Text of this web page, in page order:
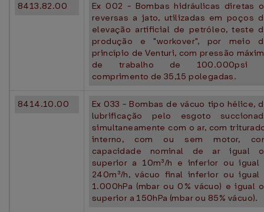
8413.82.00
Ex 002 - Bombas hidráulicas diretas
reversas a jato, utilizadas em poços
elevação artificial de petróleo, teste
produção e "workover", por meio
princípio de Venturi, com pressão
de trabalho de 100.000psi
comprimento de 35,15 polegadas.
8414.10.00
Ex 033 - Bombas de vácuo tipo hélice,
lubrificação pelo esgoto
simultaneamente com o ar, com
interno, com ou sem motor,
capacidade nominal de ar igual
superior a 10m³/h e inferior ou igual
240m³/h, vácuo final inferior ou igual
1.000hPa (mbar ou 0% vácuo) e igual
superior a 150hPa (mbar ou 85% vácuo).